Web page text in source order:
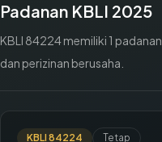
Padanan KBLI 2025
KBLI 84224memiliki 1
dan perizinan berusaha.
KBLI 84224 Tetap